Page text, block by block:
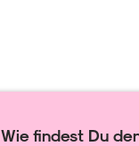
Wie findest Du